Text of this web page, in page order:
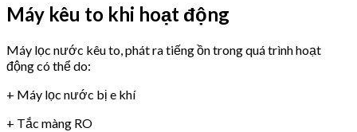
Máy kêu to khi hoạt động
Máy lọc nước kêu to, phát ra tiếng ồn trong quá trình hoạt
động có thể do:
+ Máy lọc nước bị e khí
+ Tắc màng RO